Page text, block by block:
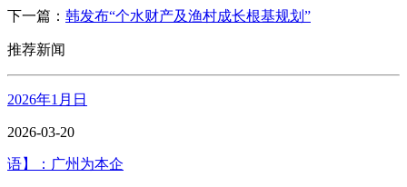
下一篇： 韩发布“个水财产及渔村成长根基规划”
推荐新闻
2026年1月日
2026-03-20
语】：广州为本企